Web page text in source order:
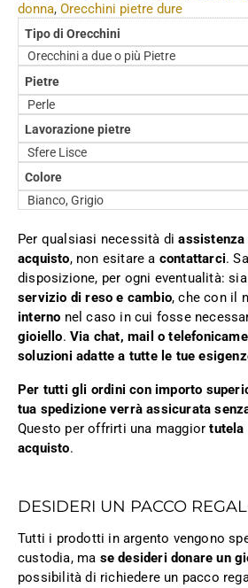
donna, Orecchini pietre dure
Tipo di Orecchini
Orecchini a due o più Pietre
Pietre
Perle
Lavorazione pietre
Sfere Lisce
Colore
Bianco, Grigio
Per qualsiasi necessità diassistenza
acquisto, non esitare a contattarci.
disposizione, per ogni eventualità:
servizio di reso e cambio, che con il
interno nel caso in cui fosse
gioiello.Via chat, mail o
soluzioni adatte a tutte le tue
Per tutti gli ordini con importo
tua spedizione verrà assicurata
Questo per offrirti una maggiortutela
acquisto.
DESIDERI UN PACCO
Tutti i prodotti in argento vengono
custodia, ma se desideri donare un
possibilità di richiedere un pacco